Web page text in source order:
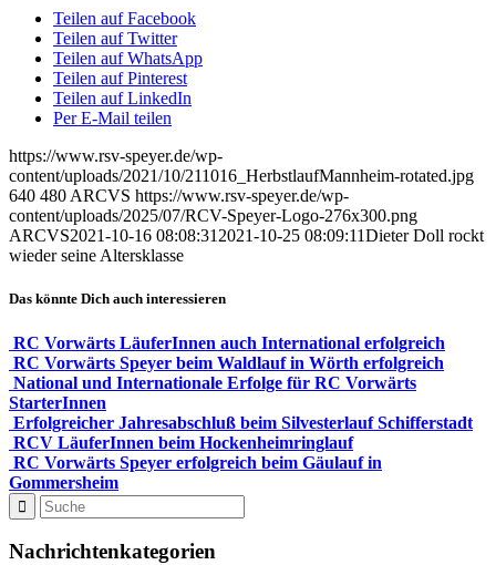
Teilen auf Facebook
Teilen auf Twitter
Teilen auf WhatsApp
Teilen auf Pinterest
Teilen auf LinkedIn
Per E-Mail teilen
https://www.rsv-speyer.de/wp-
content/uploads/2021/10/211016_HerbstlaufMannheim-rotated.jpg
640 480 ARCVS https://www.rsv-speyer.de/wp-
content/uploads/2025/07/RCV-Speyer-Logo-276x300.png
ARCVS2021-10-16 08:08:31 2021-10-25 08:09:11Dieter Doll rockt
wieder seine Altersklasse
Das könnte Dich auch interessieren
RC Vorwärts LäuferInnen auch International erfolgreich
RC Vorwärts Speyer beim Waldlauf in Wörth erfolgreich
National und Internationale Erfolge für RC Vorwärts
StarterInnen
Erfolgreicher Jahresabschluß beim Silvesterlauf Schifferstadt
RCV LäuferInnen beim Hockenheimringlauf
RC Vorwärts Speyer erfolgreich beim Gäulauf in
Gommersheim
Nachrichtenkategorien